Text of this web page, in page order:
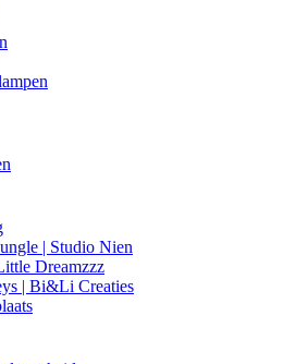
| Studio Nien
Dreamzzz
| Bi&Li Creaties